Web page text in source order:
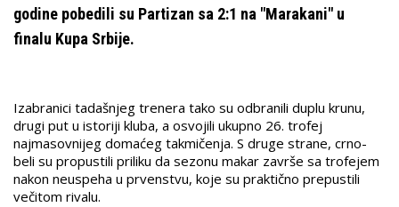
godine pobedili su Partizan sa 2:1 na "Marakani" u
finalu Kupa Srbije.
Izabranici tadašnjeg trenera tako su odbranili duplu krunu,
drugi put u istoriji kluba, a osvojili ukupno 26. trofej
najmasovnijeg domaćeg takmičenja. S druge strane, crno-
beli su propustili priliku da sezonu makar završe sa trofejem
nakon neuspeha u prvenstvu, koje su praktično prepustili
večitom rivalu.